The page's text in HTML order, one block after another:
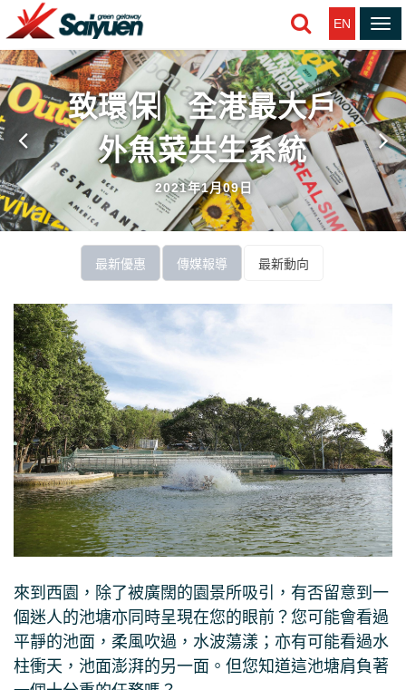
EN
致環保︳全港最大戶
外魚菜共生系統
2021年1月09日
最新優惠 傳媒報導 最新動向
來到西園，除了被廣闊的園景所吸引，有否留意到一
個迷人的池塘亦同時呈現在您的眼前？您可能會看過
平靜的池面，柔風吹過，水波蕩漾；亦有可能看過水
柱衝天，池面澎湃的另一面。但您知道這池塘肩負著